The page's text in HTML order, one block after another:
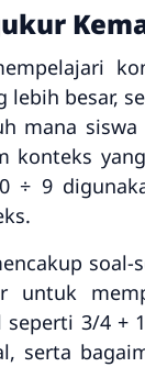
lebih besar,
mana
konteks
÷ 9
untuk
3/4 +
serta